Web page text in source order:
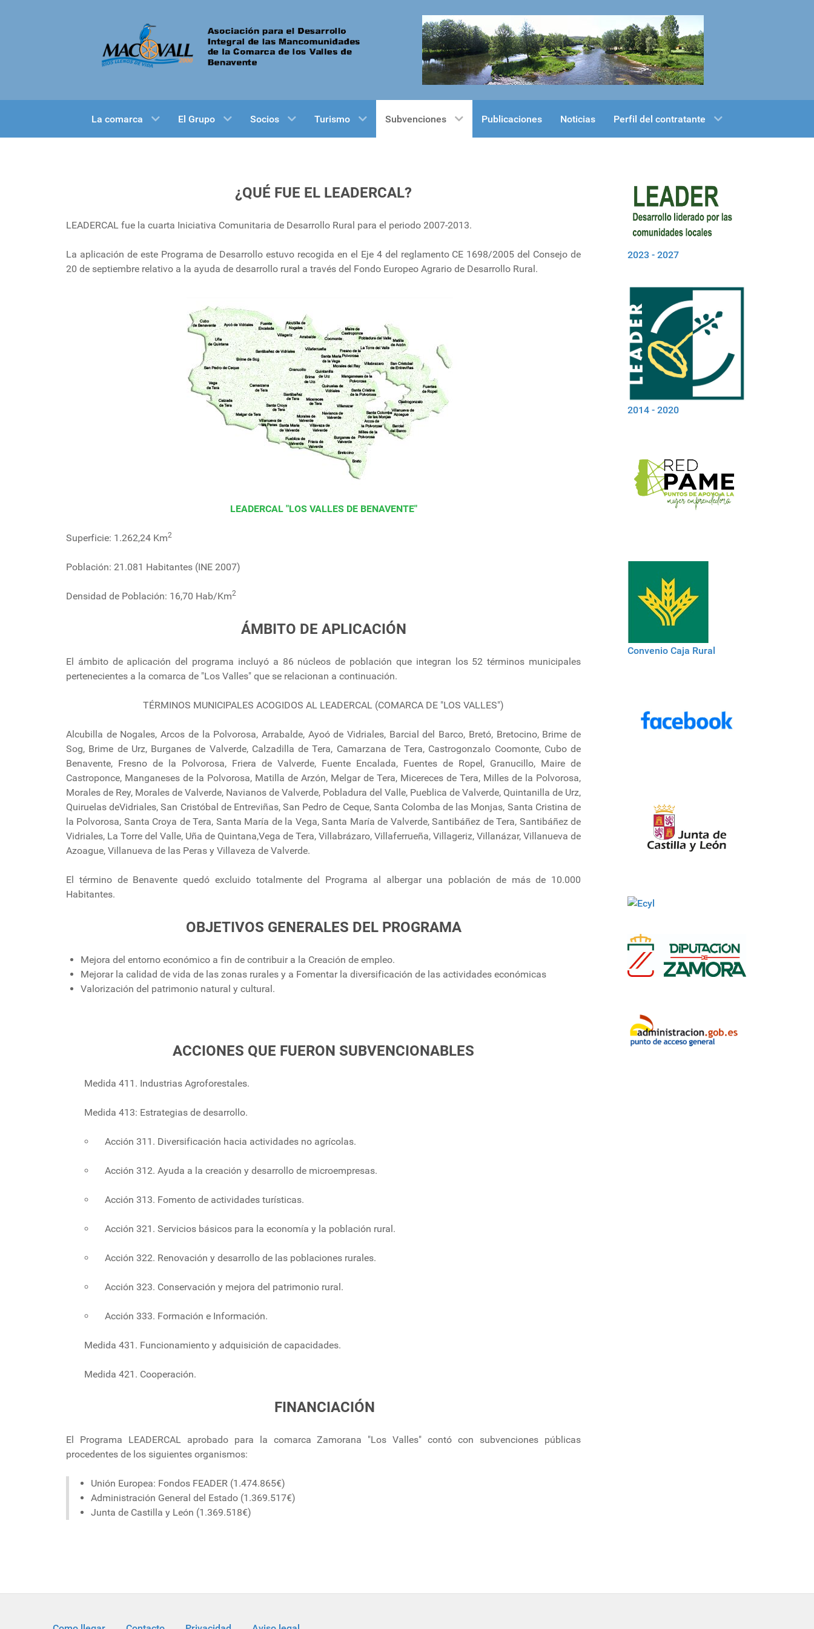
La comarca El Grupo Socios Turismo Subvenciones Publicaciones Noticias Perfil del contratante
¿QUÉ FUE EL LEADERCAL?
LEADERCAL fue la cuarta Iniciativa Comunitaria de Desarrollo Rural para el periodo 2007-2013.
La aplicación de este Programa de Desarrollo estuvo recogida en el Eje 4 del reglamento CE 1698/2005 del Consejo de
20 de septiembre relativo a la ayuda de desarrollo rural a través del Fondo Europeo Agrario de Desarrollo Rural.
LEADERCAL "LOS VALLES DE BENAVENTE"
Superficie: 1.262,24 Km2
Población: 21.081 Habitantes (INE 2007)
Densidad de Población: 16,70 Hab/Km2
ÁMBITO DE APLICACIÓN
El ámbito de aplicación del programa incluyó a 86 núcleos de población que integran los 52 términos municipales
pertenecientes a la comarca de "Los Valles" que se relacionan a continuación.
TÉRMINOS MUNICIPALES ACOGIDOS AL LEADERCAL (COMARCA DE "LOS VALLES")
Alcubilla de Nogales, Arcos de la Polvorosa, Arrabalde, Ayoó de Vidriales, Barcial del Barco, Bretó, Bretocino, Brime de
Sog, Brime de Urz, Burganes de Valverde, Calzadilla de Tera, Camarzana de Tera, Castrogonzalo Coomonte, Cubo de
Benavente, Fresno de la Polvorosa, Friera de Valverde, Fuente Encalada, Fuentes de Ropel, Granucillo, Maire de
Castroponce, Manganeses de la Polvorosa, Matilla de Arzón, Melgar de Tera, Micereces de Tera, Milles de la Polvorosa,
Morales de Rey, Morales de Valverde, Navianos de Valverde, Pobladura del Valle, Pueblica de Valverde, Quintanilla de Urz,
Quiruelas deVidriales, San Cristóbal de Entreviñas, San Pedro de Ceque, Santa Colomba de las Monjas, Santa Cristina de
la Polvorosa, Santa Croya de Tera, Santa María de la Vega, Santa María de Valverde, Santibáñez de Tera, Santibáñez de
Vidriales, La Torre del Valle, Uña de Quintana,Vega de Tera, Villabrázaro, Villaferrueña, Villageriz, Villanázar, Villanueva de
Azoague, Villanueva de las Peras y Villaveza de Valverde.
El término de Benavente quedó excluido totalmente del Programa al albergar una población de más de 10.000
Habitantes.
OBJETIVOS GENERALES DEL PROGRAMA
Mejora del entorno económico a fin de contribuir a la Creación de empleo.
Mejorar la calidad de vida de las zonas rurales y a Fomentar la diversificación de las actividades económicas
Valorización del patrimonio natural y cultural.
ACCIONES QUE FUERON SUBVENCIONABLES
Medida 411. Industrias Agroforestales.
Medida 413: Estrategias de desarrollo.
Acción 311. Diversificación hacia actividades no agrícolas.
Acción 312. Ayuda a la creación y desarrollo de microempresas.
Acción 313. Fomento de actividades turísticas.
Acción 321. Servicios básicos para la economía y la población rural.
Acción 322. Renovación y desarrollo de las poblaciones rurales.
Acción 323. Conservación y mejora del patrimonio rural.
Acción 333. Formación e Información.
Medida 431. Funcionamiento y adquisición de capacidades.
Medida 421. Cooperación.
FINANCIACIÓN
El Programa LEADERCAL aprobado para la comarca Zamorana "Los Valles" contó con subvenciones públicas
procedentes de los siguientes organismos:
Unión Europea: Fondos FEADER (1.474.865€)
Administración General del Estado (1.369.517€)
Junta de Castilla y León (1.369.518€)
2023 - 2027
2014 - 2020
Convenio Caja Rural